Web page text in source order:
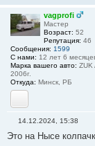
б
щ
н
и
е
#
3
9
vagprofi
Мастер
Возраст: 52
Репутация: 46
Сообщения: 1599
С нами: 12 лет 6
Марка вашего авто: ZUK
2006г.
Откуда: Минск, РБ
Skype
о
14.12.2024, 15:38
Это на Нысе